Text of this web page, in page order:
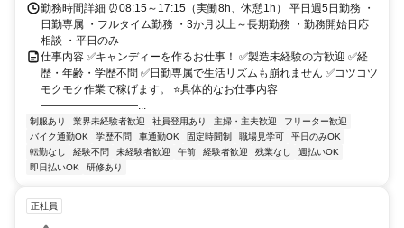
勤務時間詳細 ⏰08:15～17:15（実働8h、休憩1h） 平日週5日勤務 ・
日勤専属 ・フルタイム勤務 ・3か月以上～長期勤務 ・勤務開始日応
相談 ・平日のみ
仕事内容 ✅キャンディーを作るお仕事！ ✅製造未経験の方歓迎 ✅経
歴・年齢・学歴不問 ✅日勤専属で生活リズムも崩れません ✅コツコツ
モクモク作業で稼げます。 ⭐具体的なお仕事内容
―――――――――...
制服あり 業界未経験者歓迎 社員登用あり 主婦・主夫歓迎
フリーター歓迎
バイク通勤OK
学歴不問 車通勤OK 固定時間制 職場見学可
平日のみOK
転勤なし
経験不問 未経験者歓迎 午前 経験者歓迎 残業なし
週払いOK
即日払いOK
研修あり
正社員